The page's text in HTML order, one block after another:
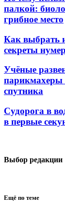
палкой:
грибное место
Как выбрать
секреты
Учёные
парикмахеры
спутника
Судорога в
в первые
Выбор редакции
Ещё по теме